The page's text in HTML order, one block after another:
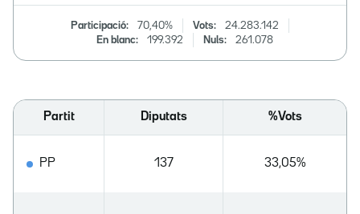
Participació: 70,40% Vots:
24.283.142
En blanc:
199.392 Nuls: 261.078
Partit Diputats %Vots
PP 137 33,05%